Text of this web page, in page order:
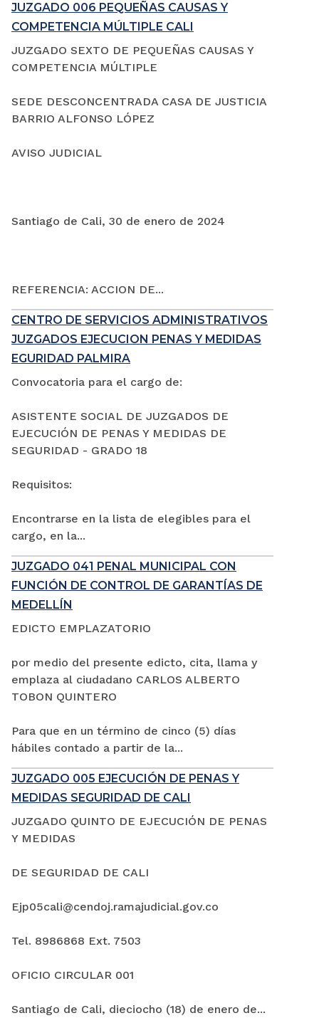
JUZGADO 006 PEQUEÑAS CAUSAS Y
COMPETENCIA MÚLTIPLE CALI
JUZGADO SEXTO DE PEQUEÑAS CAUSAS Y
COMPETENCIA MÚLTIPLE
SEDE DESCONCENTRADA CASA DE JUSTICIA
BARRIO ALFONSO LÓPEZ
AVISO JUDICIAL
Santiago de Cali, 30 de enero de 2024
REFERENCIA: ACCION DE...
CENTRO DE SERVICIOS ADMINISTRATIVOS
JUZGADOS EJECUCION PENAS Y MEDIDAS
EGURIDAD PALMIRA
Convocatoria para el cargo de:
ASISTENTE SOCIAL DE JUZGADOS DE
EJECUCIÓN DE PENAS Y MEDIDAS DE
SEGURIDAD - GRADO 18
Requisitos:
Encontrarse en la lista de elegibles para el
cargo, en la...
JUZGADO 041 PENAL MUNICIPAL CON
FUNCIÓN DE CONTROL DE GARANTÍAS DE
MEDELLÍN
EDICTO EMPLAZATORIO
por medio del presente edicto, cita, llama y
emplaza al ciudadano CARLOS ALBERTO
TOBON QUINTERO
Para que en un término de cinco (5) días
hábiles contado a partir de la...
JUZGADO 005 EJECUCIÓN DE PENAS Y
MEDIDAS SEGURIDAD DE CALI
JUZGADO QUINTO DE EJECUCIÓN DE PENAS
Y MEDIDAS
DE SEGURIDAD DE CALI
Ejp05cali@cendoj.ramajudicial.gov.co
Tel. 8986868 Ext. 7503
OFICIO CIRCULAR 001
Santiago de Cali, dieciocho (18) de enero de...